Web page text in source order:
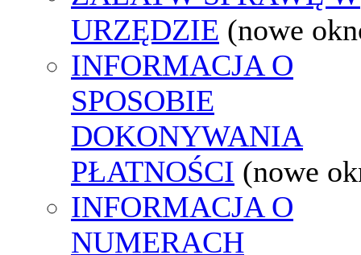
URZĘDZIE (nowe
INFORMACJA O
SPOSOBIE
DOKONYWANIA
PŁATNOŚCI (nowe
INFORMACJA O
NUMERACH